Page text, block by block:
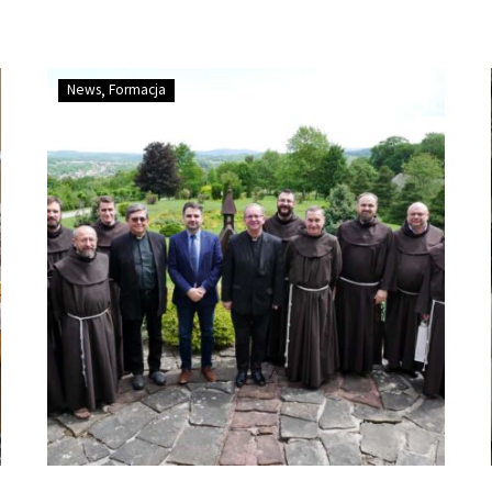
News Formacja